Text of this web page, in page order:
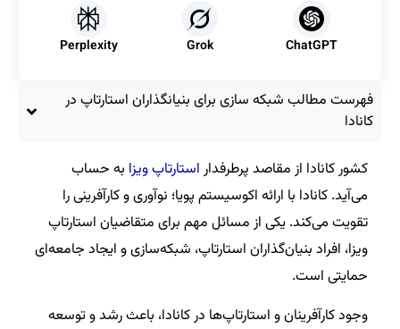
ChatGPT
Grok
Perplexity
فهرست مطالب شبکه سازی برای بنیانگذاران استارتاپ در
کانادا
کشور کانادا از مقاصد پرطرفدار استارتاپ ویزا به حساب
می‌آید. کانادا با ارائه اکوسیستم پویا؛ نوآوری و کارآفرینی را
تقویت می‌کند. یکی از مسائل مهم برای متقاضیان استارتاپ
ویزا، افراد بنیان‌گذاران استارتاپ، شبکه‌سازی و ایجاد جامعه‌ای
حمایتی است.
وجود کارآفرینان و استارتاپ‌ها در کانادا، باعث رشد و توسعه